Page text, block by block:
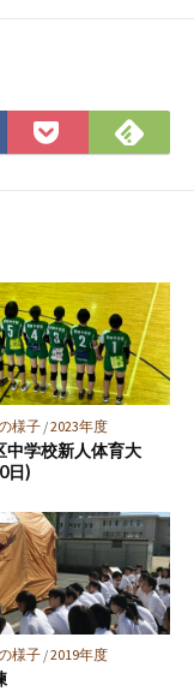
Pocket
に
で
様子/2023年度
中学校新人体育大
日)
様子/2019年度